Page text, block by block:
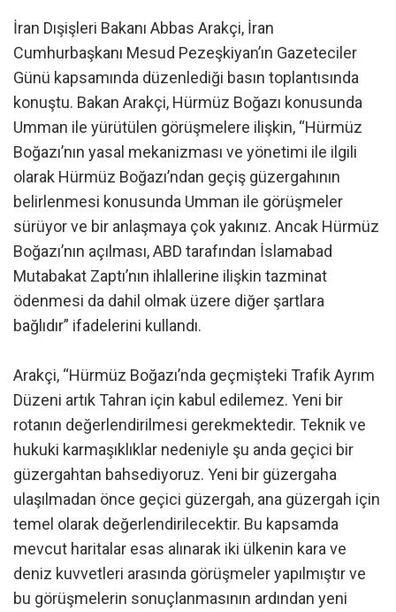
İran Dışişleri Bakanı Abbas Arakçi, İran
Cumhurbaşkanı Mesud Pezeşkiyan’ın Gazeteciler
Günü kapsamında düzenlediği basın toplantısında
konuştu. Bakan Arakçi, Hürmüz Boğazı konusunda
Umman ile yürütülen görüşmelere ilişkin, “Hürmüz
Boğazı’nın yasal mekanizması ve yönetimi ile ilgili
olarak Hürmüz Boğazı’ndan geçiş güzergahının
belirlenmesi konusunda Umman ile görüşmeler
sürüyor ve bir anlaşmaya çok yakınız. Ancak Hürmüz
Boğazı’nın açılması, ABD tarafından İslamabad
Mutabakat Zaptı’nın ihlallerine ilişkin tazminat
ödenmesi da dahil olmak üzere diğer şartlara
bağlıdır” ifadelerini kullandı.
Arakçi, “Hürmüz Boğazı’nda geçmişteki Trafik Ayrım
Düzeni artık Tahran için kabul edilemez. Yeni bir
rotanın değerlendirilmesi gerekmektedir. Teknik ve
hukuki karmaşıklıklar nedeniyle şu anda geçici bir
güzergahtan bahsediyoruz. Yeni bir güzergaha
ulaşılmadan önce geçici güzergah, ana güzergah için
temel olarak değerlendirilecektir. Bu kapsamda
mevcut haritalar esas alınarak iki ülkenin kara ve
deniz kuvvetleri arasında görüşmeler yapılmıştır ve
bu görüşmelerin sonuçlanmasının ardından yeni